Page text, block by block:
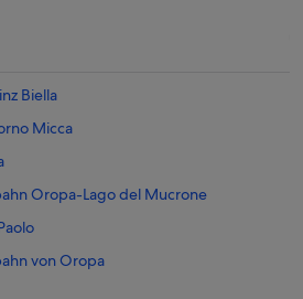
Biella
Micca
Oropa-Lago del Mucrone
von Oropa